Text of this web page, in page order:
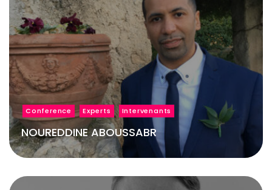
Conference Experts Intervenants
NOUREDDINE ABOUSSABR